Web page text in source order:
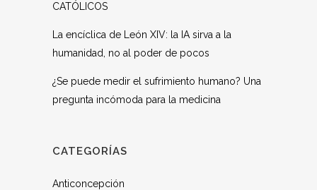
CATÓLICOS
La encíclica de León XIV: la IA sirva a la
humanidad, no al poder de pocos
¿Se puede medir el sufrimiento humano? Una
pregunta incómoda para la medicina
CATEGORÍAS
Anticoncepción